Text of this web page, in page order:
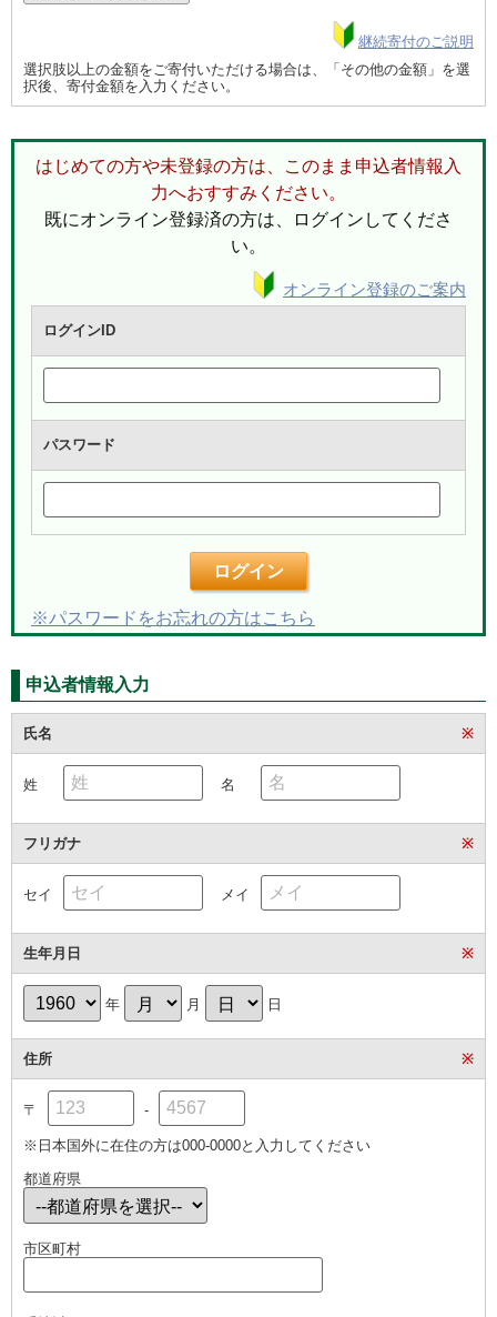
継続寄付のご説明
選択肢以上の金額をご寄付いただける場合は、「その他の金額」を選
択後、寄付金額を入力ください。
はじめての方や未登録の方は、このまま申込者情報入
力へおすすみください。
既にオンライン登録済の方は、ログインしてくださ
い。
オンライン登録のご案内
ログインID
パスワード
ログイン
※パスワードをお忘れの方はこちら
申込者情報入力
氏名 ※
姓 名
フリガナ ※
セイ メイ
生年月日 ※
年 月 日
住所 ※
〒 -
※日本国外に在住の方は000-0000と入力してください
都道府県
市区町村